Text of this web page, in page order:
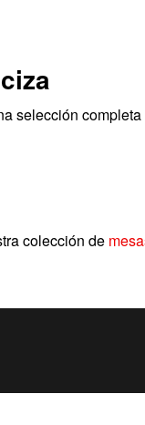
selección completa
colección de